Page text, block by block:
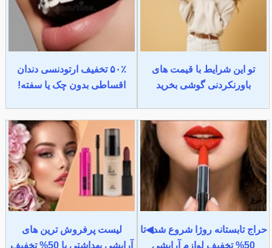
تو این شرایط با قیمت های
باورنکردنی گوشی بخرید
۵۰٪ تخفیف ارتودنسی دندان
اقساطی بدون چک یا سفته!
حراج تابستانه روژا شروع شد◀تا
50% تخفیف لوازم آرایشی
لیست پرفروش ترین های
آرایشی بهداشتی با 50% تخفیف